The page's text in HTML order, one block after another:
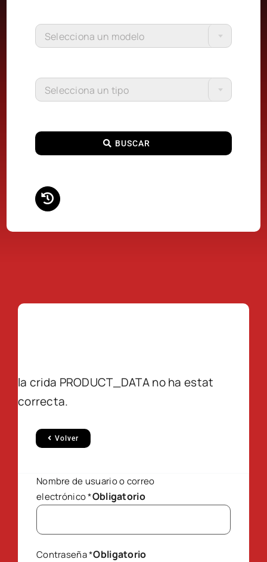
Selecciona un modelo
Selecciona un tipo
BUSCAR
la crida PRODUCT_DATA no ha estat
correcta.
Volver
Nombre de usuario o correo
electrónico*Obligatorio
Contraseña*Obligatorio